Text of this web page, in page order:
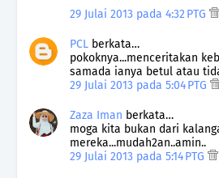
29 Julai 2013 pada 4:32 PTG
PCL berkata…
pokoknya...menceritakan
samada ianya betul atau
29 Julai 2013 pada 5:04 PTG
Zaza Iman berkata…
moga kita bukan dari
mereka...mudah2an..amin..
29 Julai 2013 pada 5:14 PTG